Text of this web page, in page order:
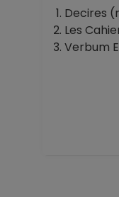
Decires
Les
Verbum